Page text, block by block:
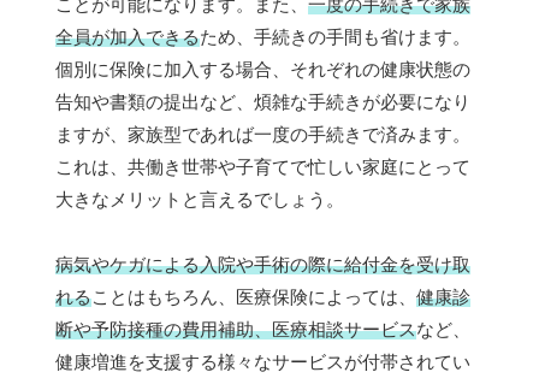
ことが可能になります。また、 一度の手続きで家族
全員が加入できるため、手続きの手間も省けます。
個別に保険に加入する場合、それぞれの健康状態の
告知や書類の提出など、煩雑な手続きが必要になり
ますが、家族型であれば一度の手続きで済みます。
これは、共働き世帯や子育てで忙しい家庭にとって
大きなメリットと言えるでしょう。
病気やケガによる入院や手術の際に給付金を受け取
れることはもちろん、医療保険によっては、 健康診
断や予防接種の費用補助、医療相談サービスなど、
健康増進を支援する様々なサービスが付帯されてい